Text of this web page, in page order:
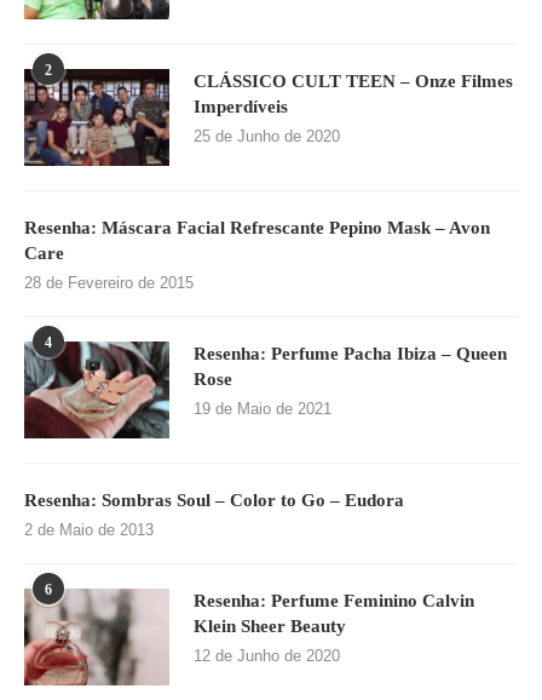
2
CLÁSSICO CULT TEEN – Onze Filmes
Imperdíveis
25 de Junho de 2020
Resenha: Máscara Facial Refrescante Pepino Mask – Avon
Care
28 de Fevereiro de 2015
4
Resenha: Perfume Pacha Ibiza – Queen
Rose
19 de Maio de 2021
Resenha: Sombras Soul – Color to Go – Eudora
2 de Maio de 2013
6
Resenha: Perfume Feminino Calvin
Klein Sheer Beauty
12 de Junho de 2020